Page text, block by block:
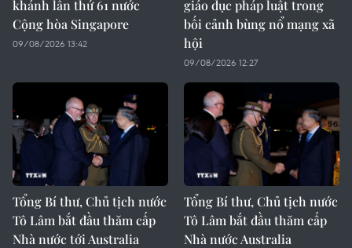
khánh lần thứ 61 nước
Cộng hòa Singapore
09/08/2026 13:42
giáo dục pháp luật trong
bối cảnh bùng nổ mạng xã
hội
09/08/2026 12:27
Tổng Bí thư, Chủ tịch nước
Tô Lâm bắt đầu thăm cấp
Nhà nước tới Australia
Tổng Bí thư, Chủ tịch nước
Tô Lâm bắt đầu thăm cấp
Nhà nước Australia